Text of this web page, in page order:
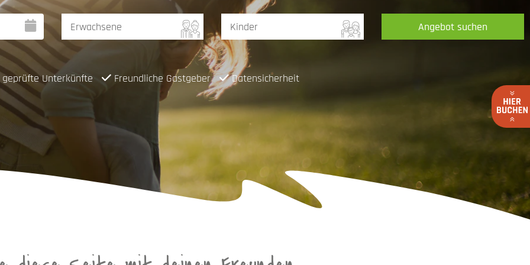
Angebot suchen
Unterkünfte Freundliche Gastgeber Datensicherheit